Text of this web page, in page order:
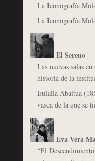
La Iconografía
La Iconografía
El Sereno
Las nuevas salas
historia de la
Eulalia Abaitua
vasca de la que se
Eva Vera
“El